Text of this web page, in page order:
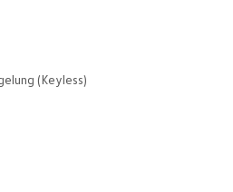
(Keyless)